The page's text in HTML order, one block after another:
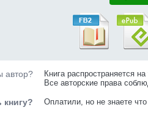
автор?
Книга распространяется
Все авторские права
книгу? Оплатили, но не знаете